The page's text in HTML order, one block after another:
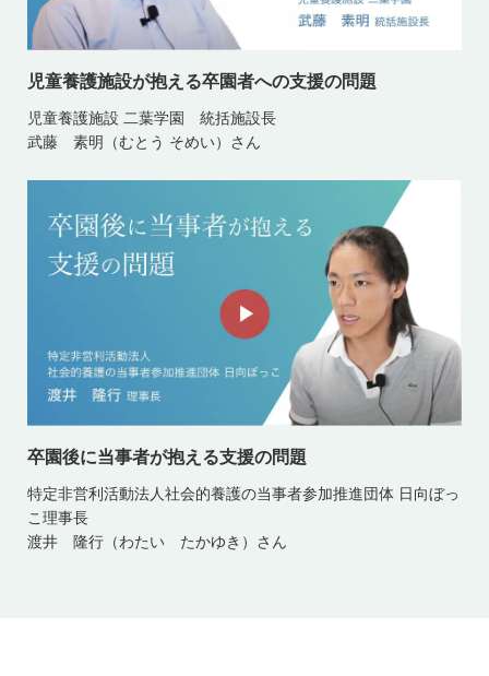
児童養護施設が抱える卒園者への支援の問題
児童養護施設 二葉学園 統括施設長
武藤 素明（むとう そめい）さん
卒園後に当事者が抱える支援の問題
特定非営利活動法人社会的養護の当事者参加推進団体 日向ぼっ
こ理事長
渡井 隆行（わたい たかゆき）さん